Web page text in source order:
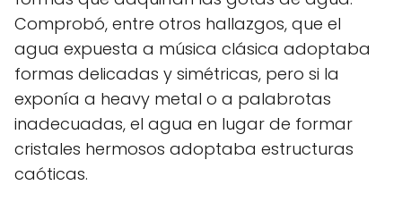
Comprobó, entre otros hallazgos, que el
agua expuesta a música clásica adoptaba
formas delicadas y simétricas, pero si la
exponía a heavy metal o a palabrotas
inadecuadas, el agua en lugar de formar
cristales hermosos adoptaba estructuras
caóticas.